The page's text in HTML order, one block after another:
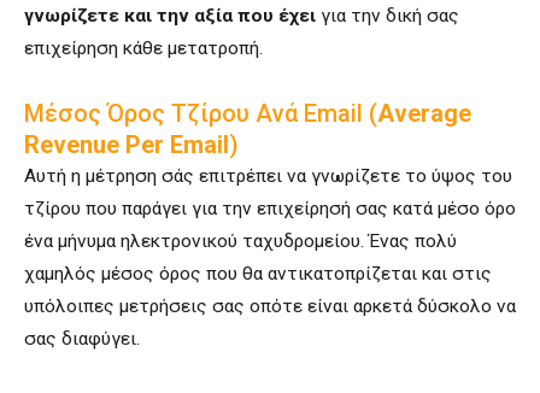
γνωρίζετε και την αξία που έχει για την δική σας
επιχείρηση κάθε μετατροπή.
Μέσος Όρος Τζίρου Ανά Email (Average
Revenue Per Email)
Αυτή η μέτρηση σάς επιτρέπει να γνωρίζετε το ύψος του
τζίρου που παράγει για την επιχείρησή σας κατά μέσο όρο
ένα μήνυμα ηλεκτρονικού ταχυδρομείου. Ένας πολύ
χαμηλός μέσος όρος που θα αντικατοπρίζεται και στις
υπόλοιπες μετρήσεις σας οπότε είναι αρκετά δύσκολο να
σας διαφύγει.